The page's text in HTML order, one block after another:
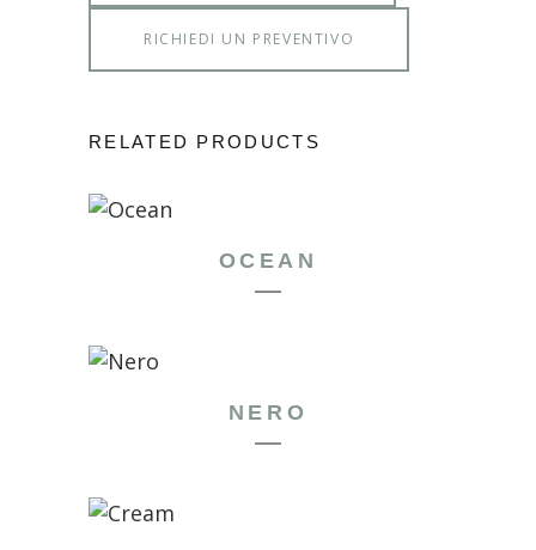
RICHIEDI UN PREVENTIVO
RELATED PRODUCTS
OCEAN
NERO